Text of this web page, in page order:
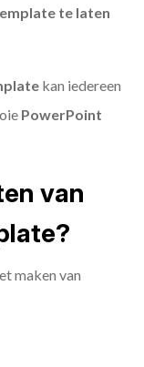
te laten
kan iedereen
PowerPoint
van
maken van